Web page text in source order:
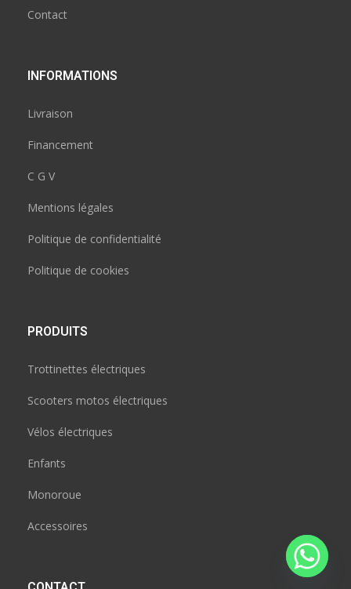
Contact
INFORMATIONS
Livraison
Financement
C G V
Mentions légales
Politique de confidentialité
Politique de cookies
PRODUITS
Trottinettes électriques
Scooters motos électriques
Vélos électriques
Enfants
Monoroue
Accessoires